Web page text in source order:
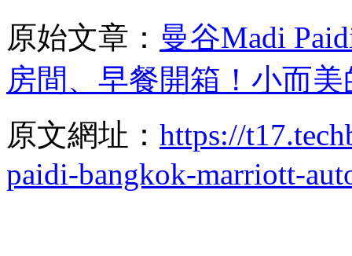
原始文章： 曼谷Madi
房間、早餐開箱！小而
原文網址： https://
paidi-bangkok-marriott-